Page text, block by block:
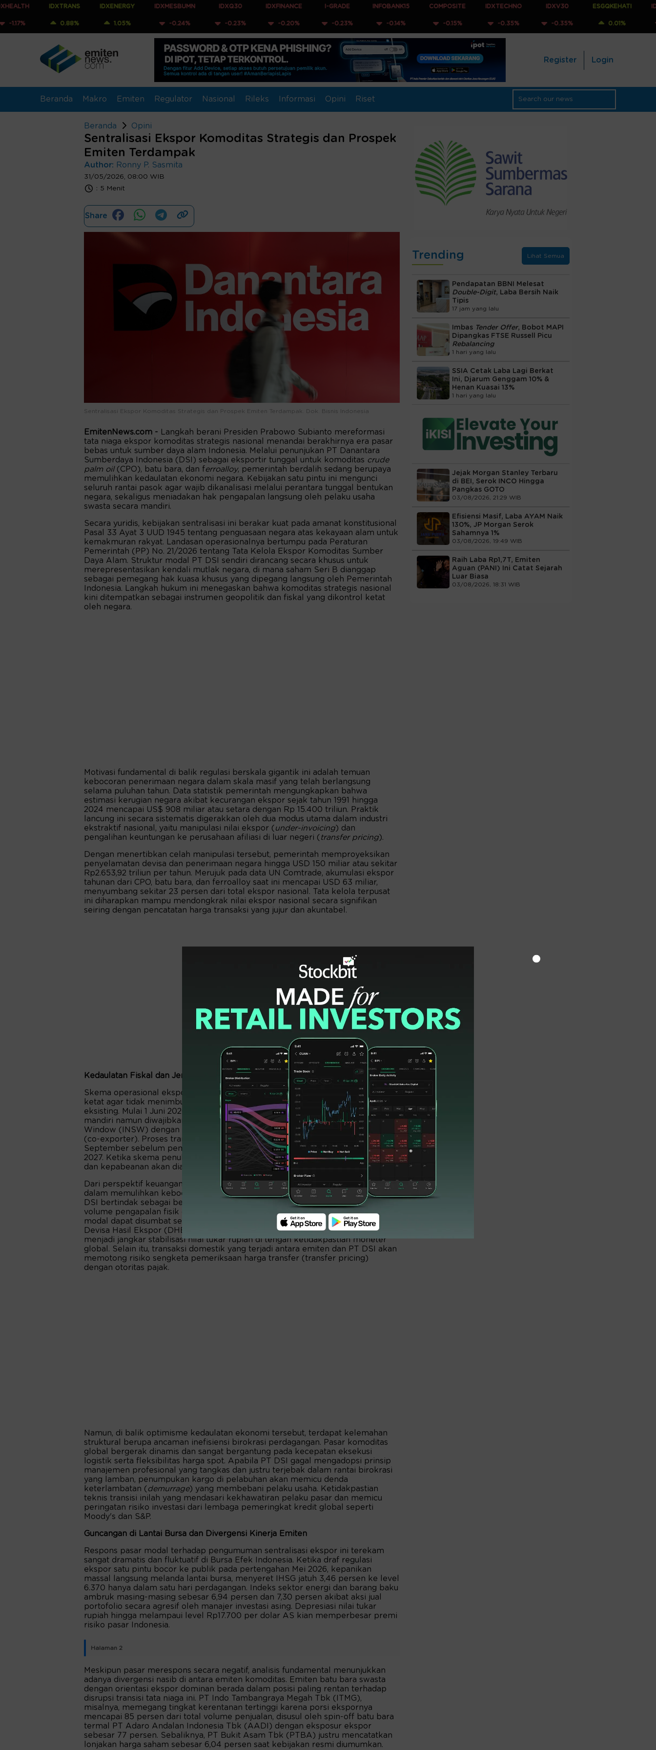
IDXTRANS
0.88%
IDXENERGY
1.05%
IDXMESBUMN IDXQ30
-0.23%
IDXFINANCE
-0.20%
I-GRADE
-0.23%
INFOBANK15
-0.14%
COMPOSITE
-0.15%
IDXTECHNO
-0.35%
IDXV30
-0.35%
ESGQKEHATI
0.01%
IDXNONCYC
Register Login
Beranda Makro Emiten Regulator Nasional Rileks Informasi Opini Riset
Beranda Opini
Sentralisasi Ekspor Komoditas Strategis dan Prospek
Emiten Terdampak
Author: Ronny P. Sasmita
31/05/2026, 08:00 WIB
: 5 Menit
Share
Sentralisasi Ekspor Komoditas Strategis dan Prospek Emiten Terdampak. Dok. Bisnis Indonesia
EmitenNews.com -
Langkah berani Presiden Prabowo Subianto mereformasi
tata niaga ekspor komoditas strategis nasional menandai berakhirnya era pasar
bebas untuk sumber daya alam Indonesia. Melalui penunjukan PT Danantara
Sumberdaya Indonesia (DSI) sebagai eksportir tunggal untuk komoditas crude
palm oil(CPO), batu bara, dan ferroalloy, pemerintah berdalih sedang berupaya
memulihkan kedaulatan ekonomi negara. Kebijakan satu pintu ini mengunci
seluruh rantai pasok agar wajib dikanalisasi melalui perantara tunggal bentukan
negara, sekaligus meniadakan hak pengapalan langsung oleh pelaku usaha
swasta secara mandiri.
Secara yuridis, kebijakan sentralisasi ini berakar kuat pada amanat konstitusional
Pasal 33 Ayat 3 UUD 1945 tentang penguasaan negara atas kekayaan alam untuk
kemakmuran rakyat. Landasan operasionalnya bertumpu pada Peraturan
Pemerintah (PP) No. 21/2026 tentang Tata Kelola Ekspor Komoditas Sumber
Daya Alam. Struktur modal PT DSI sendiri dirancang secara khusus untuk
merepresentasikan kendali mutlak negara, di mana saham Seri B dianggap
sebagai pemegang hak kuasa khusus yang dipegang langsung oleh Pemerintah
Indonesia. Langkah hukum ini menegaskan bahwa komoditas strategis nasional
kini ditempatkan sebagai instrumen geopolitik dan fiskal yang dikontrol ketat
oleh negara.
Motivasi fundamental di balik regulasi berskala gigantik ini adalah temuan
kebocoran penerimaan negara dalam skala masif yang telah berlangsung
selama puluhan tahun. Data statistik pemerintah mengungkapkan bahwa
estimasi kerugian negara akibat kecurangan ekspor sejak tahun 1991 hingga
2024 mencapai US$ 908 miliar atau setara dengan Rp 15.400 triliun. Praktik
lancung ini secara sistematis digerakkan oleh dua modus utama dalam industri
ekstraktif nasional, yaitu manipulasi nilai ekspor ( under-invoicing) dan
pengalihan keuntungan ke perusahaan afiliasi di luar negeri ( transfer pricing).
Dengan menertibkan celah manipulasi tersebut, pemerintah memproyeksikan
penyelamatan devisa dan penerimaan negara hingga USD 150 miliar atau sekitar
Rp2.653,92 triliun per tahun. Merujuk pada data UN Comtrade, akumulasi ekspor
tahunan dari CPO, batu bara, dan ferroalloy saat ini mencapai USD 63 miliar,
menyumbang sekitar 23 persen dari total ekspor nasional. Tata kelola terpusat
ini diharapkan mampu mendongkrak nilai ekspor nasional secara signifikan
seiring dengan pencatatan harga transaksi yang jujur dan akuntabel.
Kedaulatan Fiskal dan Jerat Inefisiensi Birokrasi
Skema operasional ekspor satu pintu ini dijalankan melalui tiga fase transisi yang
ketat agar tidak menimbulkan disrupsi mendadak pada kontrak dagang
eksisting. Mulai 1 Juni 2026, eksportir masih diizinkan melakukan pengiriman
mandiri namun diwajibkan mendaftar melalui sistem Indonesia National Single
Window (INSW) dengan mencantumkan PT DSI sebagai pengekspor bersama
(co-exporter). Proses transisi berlanjut dengan evaluasi administrasi pada
September sebelum pemberlakuan sentralisasi penuh dieksekusi per 1 Januari
2027. Ketika skema penuh berjalan, seluruh kontrak dagang, transaksi keuangan,
dan kepabeanan akan dialihkan sepenuhnya di bawah otoritas tunggal PT DSI.
Dari perspektif keuangan negara, kebijakan ini memiliki keunggulan luar biasa
dalam memulihkan kebocoran fiskal dan mengamankan likuiditas domestik. PT
DSI bertindak sebagai benteng pengawasan yang memverifikasi kesesuaian
volume pengapalan fisik dengan invoice pembayaran, sehingga celah pelarian
modal dapat disumbat secara instan. Kebijakan ini juga memaksa repatriasi
Devisa Hasil Ekspor (DHE) masuk secara utuh ke sistem keuangan domestik,
menjadi jangkar stabilisasi nilai tukar rupiah di tengah ketidakpastian moneter
global. Selain itu, transaksi domestik yang terjadi antara emiten dan PT DSI akan
memotong risiko sengketa pemeriksaan harga transfer (transfer pricing)
dengan otoritas pajak.
Namun, di balik optimisme kedaulatan ekonomi tersebut, terdapat kelemahan
struktural berupa ancaman inefisiensi birokrasi perdagangan. Pasar komoditas
global bergerak dinamis dan sangat bergantung pada kecepatan eksekusi
logistik serta fleksibilitas harga spot. Apabila PT DSI gagal mengadopsi prinsip
manajemen profesional yang tangkas dan justru terjebak dalam rantai birokrasi
yang lamban, penumpukan kargo di pelabuhan akan memicu denda
keterlambatan ( demurrage) yang membebani pelaku usaha. Ketidakpastian
teknis transisi inilah yang mendasari kekhawatiran pelaku pasar dan memicu
peringatan risiko investasi dari lembaga pemeringkat kredit global seperti
Moody's dan S&P.
Guncangan di Lantai Bursa dan Divergensi Kinerja Emiten
Respons pasar modal terhadap pengumuman sentralisasi ekspor ini terekam
sangat dramatis dan fluktuatif di Bursa Efek Indonesia. Ketika draf regulasi
ekspor satu pintu bocor ke publik pada pertengahan Mei 2026, kepanikan
massal langsung melanda lantai bursa, menyeret IHSG jatuh 3,46 persen ke level
6.370 hanya dalam satu hari perdagangan. Indeks sektor energi dan barang baku
ambruk masing-masing sebesar 6,94 persen dan 7,30 persen akibat aksi jual
portofolio secara agresif oleh manajer investasi asing. Depresiasi nilai tukar
rupiah hingga melampaui level Rp17.700 per dolar AS kian memperbesar premi
risiko pasar Indonesia.
Halaman 2
Meskipun pasar merespons secara negatif, analisis fundamental menunjukkan
adanya divergensi nasib di antara emiten komoditas. Emiten batu bara swasta
dengan orientasi ekspor dominan berada dalam posisi paling rentan terhadap
disrupsi transisi tata niaga ini. PT Indo Tambangraya Megah Tbk (ITMG),
misalnya, memegang tingkat kerentanan tertinggi karena porsi ekspornya
mencapai 85 persen dari total volume penjualan, disusul oleh spin-off batu bara
termal PT Adaro Andalan Indonesia Tbk (AADI) dengan eksposur ekspor
sebesar 77 persen. Sebaliknya, PT Bukit Asam Tbk (PTBA) justru mencatatkan
lonjakan harga saham sebesar 6,04 persen saat kebijakan resmi diumumkan.
Trending Lihat Semua
Pendapatan BBNI Melesat
Double-Digit, Laba Bersih Naik
Tipis
17 jam yang lalu
Imbas Tender Offer, Bobot MAPI
Dipangkas FTSE Russell Picu
Rebalancing
1 hari yang lalu
SSIA Cetak Laba Lagi Berkat
Ini, Djarum Genggam 10% &
Henan Kuasai 13%
1 hari yang lalu
Jejak Morgan Stanley Terbaru
di BEI, Serok INCO Hingga
Pangkas GOTO
03/08/2026, 21:29 WIB
Efisiensi Masif, Laba AYAM Naik
130%, JP Morgan Serok
Sahamnya 1%
03/08/2026, 19:49 WIB
Raih Laba Rp1,7T, Emiten
Aguan (PANI) Ini Catat Sejarah
Luar Biasa
03/08/2026, 18:31 WIB